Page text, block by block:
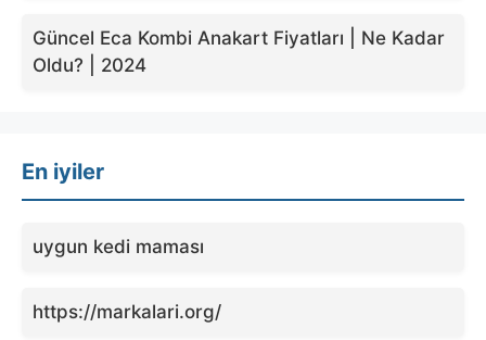
Güncel Eca Kombi Anakart Fiyatları | Ne Kadar
Oldu? | 2024
En iyiler
uygun kedi maması
https://markalari.org/